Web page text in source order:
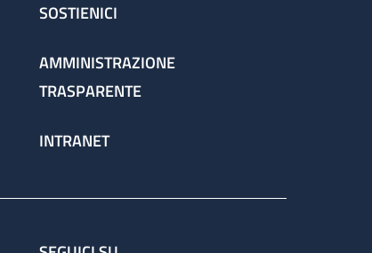
SOSTIENICI
AMMINISTRAZIONE
TRASPARENTE
INTRANET